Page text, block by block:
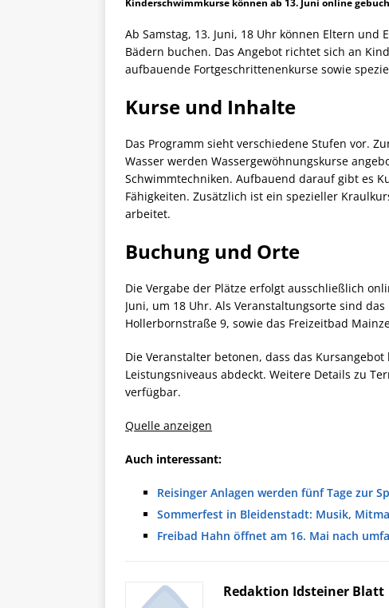
Kinderschwimmkurse können ab 13. Juni online
Ab Samstag, 13. Juni, 18 Uhr können Eltern
Bädern buchen. Das Angebot richtet sich an
aufbauende Fortgeschrittenenkurse sowie
Kurse und Inhalte
Das Programm sieht verschiedene Stufen vor.
Wasser werden Wassergewöhnungskurse
Schwimmtechniken. Aufbauend darauf gibt es
Fähigkeiten. Zusätzlich ist ein spezieller
arbeitet.
Buchung und Orte
Die Vergabe der Plätze erfolgt ausschließlich
Juni, um 18 Uhr. Als Veranstaltungsorte sind
Hollerbornstraße 9, sowie das Freizeitbad
Die Veranstalter betonen, dass das
Leistungsniveaus abdeckt. Weitere Details zu
verfügbar.
Quelle anzeigen
Auch interessant:
Reisinger Anlagen werden fünf Tage zur
Sommerfest in Bleidenstadt: Musik,
Freibad Hahn öffnet am 16. Mai nach
Redaktion Idsteiner Blatt